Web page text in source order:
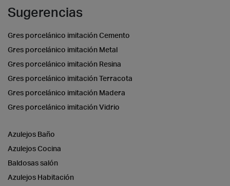
Sugerencias
Gres porcelánico imitación Cemento
Gres porcelánico imitación Metal
Gres porcelánico imitación Resina
Gres porcelánico imitación Terracota
Gres porcelánico imitación Madera
Gres porcelánico imitación Vidrio
Azulejos Baño
Azulejos Cocina
Baldosas salón
Azulejos Habitación